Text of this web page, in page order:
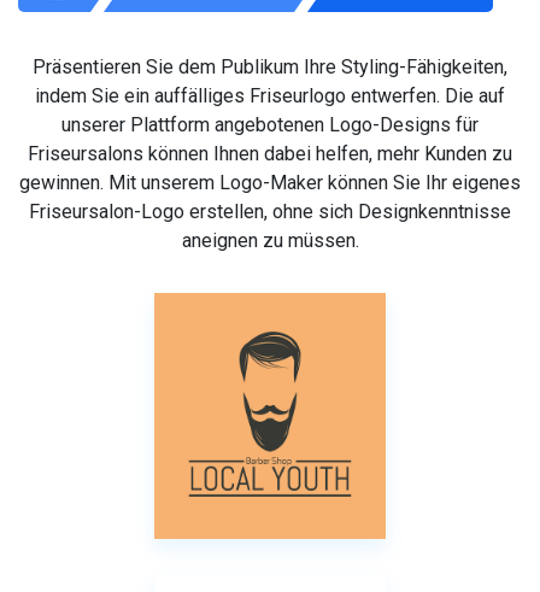
Präsentieren Sie dem Publikum Ihre Styling-Fähigkeiten,
indem Sie ein auffälliges Friseurlogo entwerfen. Die auf
unserer Plattform angebotenen Logo-Designs für
Friseursalons können Ihnen dabei helfen, mehr Kunden zu
gewinnen. Mit unserem Logo-Maker können Sie Ihr eigenes
Friseursalon-Logo erstellen, ohne sich Designkenntnisse
aneignen zu müssen.